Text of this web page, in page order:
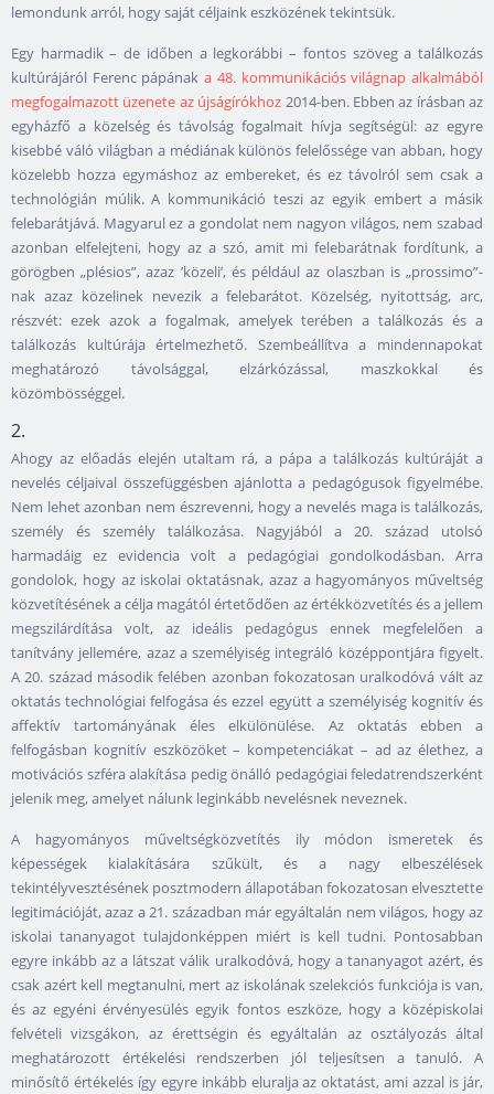
lemondunk arról, hogy saját céljaink eszközének tekintsük.
Egy harmadik – de időben a legkorábbi – fontos szöveg a találkozás
kultúrájáról Ferenc pápánaka 48. kommunikációs világnap alkalmából
megfogalmazott üzenete az újságírókhoz 2014-ben. Ebben az írásban az
egyházfő a közelség és távolság fogalmait hívja segítségül: az egyre
kisebbé váló világban a médiának különös felelőssége van abban, hogy
közelebb hozza egymáshoz az embereket, és ez távolról sem csak a
technológián múlik. A kommunikáció teszi az egyik embert a másik
felebarátjává. Magyarul ez a gondolat nem nagyon világos, nem szabad
azonban elfelejteni, hogy az a szó, amit mi felebarátnak fordítunk, a
görögben „plésios”, azaz ’közeli’, és például az olaszban is „prossimo”-
nak azaz közelinek nevezik a felebarátot. Közelség, nyitottság, arc,
részvét: ezek azok a fogalmak, amelyek terében a találkozás és a
találkozás kultúrája értelmezhető. Szembeállítva a mindennapokat
meghatározó távolsággal, elzárkózással, maszkokkal és
közömbösséggel.
2.
Ahogy az előadás elején utaltam rá, a pápa a találkozás kultúráját a
nevelés céljaival összefüggésben ajánlotta a pedagógusok figyelmébe.
Nem lehet azonban nem észrevenni, hogy a nevelés maga is találkozás,
személy és személy találkozása. Nagyjából a 20. század utolsó
harmadáig ez evidencia volt a pedagógiai gondolkodásban. Arra
gondolok, hogy az iskolai oktatásnak, azaz a hagyományos műveltség
közvetítésének a célja magától értetődően az értékközvetítés és a jellem
megszilárdítása volt, az ideális pedagógus ennek megfelelően a
tanítvány jellemére, azaz a személyiség integráló középpontjára figyelt.
A 20. század második felében azonban fokozatosan uralkodóvá vált az
oktatás technológiai felfogása és ezzel együtt a személyiség kognitív és
affektív tartományának éles elkülönülése. Az oktatás ebben a
felfogásban kognitív eszközöket – kompetenciákat – ad az élethez, a
motivációs szféra alakítása pedig önálló pedagógiai feledatrendszerként
jelenik meg, amelyet nálunk leginkább nevelésnek neveznek.
A hagyományos műveltségközvetítés ily módon ismeretek és
képességek kialakítására szűkült, és a nagy elbeszélések
tekintélyvesztésének posztmodern állapotában fokozatosan elvesztette
legitimációját, azaz a 21. században már egyáltalán nem világos, hogy az
iskolai tananyagot tulajdonképpen miért is kell tudni. Pontosabban
egyre inkább az a látszat válik uralkodóvá, hogy a tananyagot azért, és
csak azért kell megtanulni, mert az iskolának szelekciós funkciója is van,
és az egyéni érvényesülés egyik fontos eszköze, hogy a középiskolai
felvételi vizsgákon, az érettségin és egyáltalán az osztályozás által
meghatározott értékelési rendszerben jól teljesítsen a tanuló. A
minősítő értékelés így egyre inkább eluralja az oktatást, ami azzal is jár,